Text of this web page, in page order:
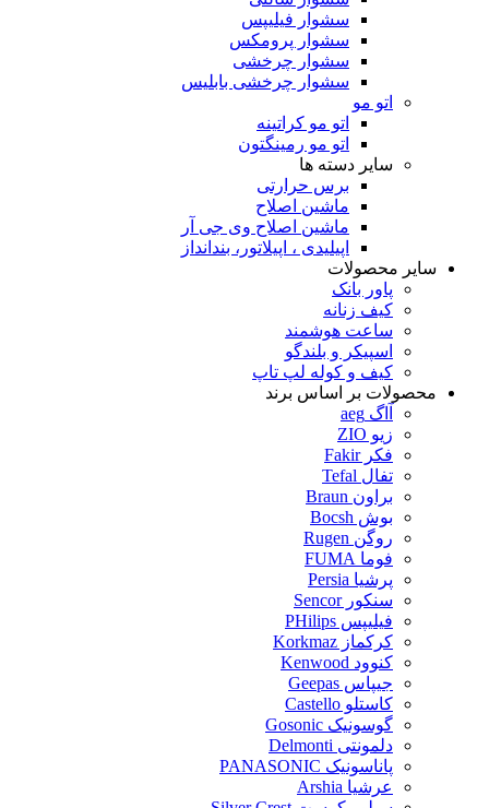
سشوار فیلیپس
سشوار پرومکس
سشوار چرخشی
سشوار چرخشی بابلیس
اتو مو
اتو مو کراتینه
اتو مو رمینگتون
سایر دسته ها
برس حرارتی
ماشین اصلاح
ماشین اصلاح وی جی آر
اپیلیدی ، اپیلاتور، بندانداز
سایر محصولات
پاور بانک
کیف زنانه
ساعت هوشمند
اسپیکر و بلندگو
کیف و کوله لپ تاپ
محصولات بر اساس برند
آاگ aeg
زیو ZIO
فکر Fakir
تفال Tefal
براون Braun
بوش Bocsh
روگن Rugen
فوما FUMA
پرشیا Persia
سنکور Sencor
فیلیپس PHilips
کرکماز Korkmaz
کنوود Kenwood
جیپاس Geepas
کاستلو Castello
گوسونیک Gosonic
دلمونتی Delmonti
پاناسونیک PANASONIC
عرشیا Arshia